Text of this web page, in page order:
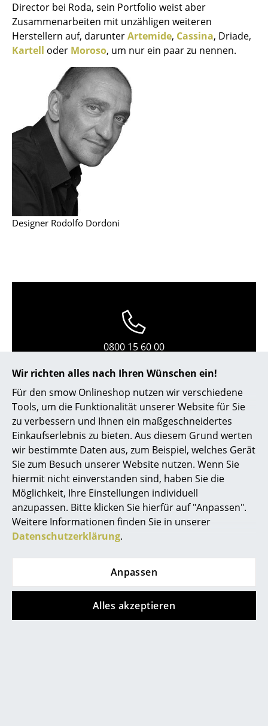
Wir richten alles nach Ihren Wünschen ein!
Für den smow Onlineshop nutzen wir verschiedene
Tools, um die Funktionalität unserer Website für Sie
zu verbessern und Ihnen ein maßgeschneidertes
Einkaufserlebnis zu bieten. Aus diesem Grund werten
wir bestimmte Daten aus, zum Beispiel, welches Gerät
Sie zum Besuch unserer Website nutzen. Wenn Sie
hiermit nicht einverstanden sind, haben Sie die
Möglichkeit, Ihre Einstellungen individuell
anzupassen. Bitte klicken Sie hierfür auf "Anpassen".
Weitere Informationen finden Sie in unserer
Datenschutzerklärung.
Anpassen
Alles akzeptieren
Regale & Schränke
Bücherregale
Wandregale
Sideboards & Kommoden
TV Möbel
Beistell- & Rollcontainer
Barmöbel
Garderoben
Kleinaufbewahrung
Einzelteile
Schreibtischleuchten
Stehleuchten & Leseleuchten
Bodenleuchten
Wandleuchten
Outdoor-Leuchten
Akkuleuchten
... alle Leuchten
Betten
Stapelbetten
Kinderbetten
Director bei Roda, sein Portfolio weist aber
Zusammenarbeiten mit unzähligen weiteren
Herstellern auf, darunterArtemide, Cassina, Driade,
Kartell oder Moroso, um nur ein paar zu nennen.
Designer Rodolfo Dordoni
0800 15 60 00
service@smow.ch